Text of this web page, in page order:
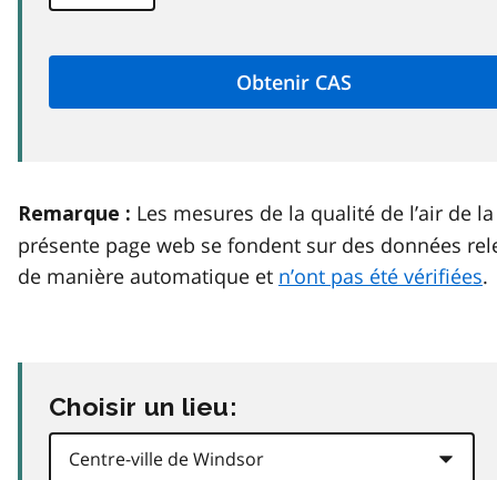
Remarque : Les mesures de la qualité de l’air de la
présente page web se fondent sur des données
de manière automatique et n’ont pas été vérifiées.
Choisir un lieu: